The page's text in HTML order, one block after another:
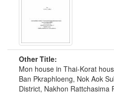
Other Title:
Mon house in Thai-Korat
Ban Pkraphloeng, Nok Aok
District, Nakhon Rattchasima